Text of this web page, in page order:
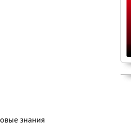
знания